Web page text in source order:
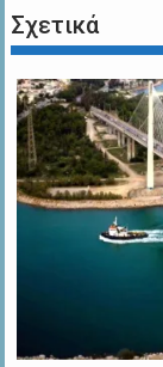
Σχετικά